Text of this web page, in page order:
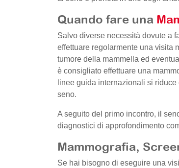
Quando fare una
Salvo diverse necessità dovute a
effettuare regolarmente una visita
tumore della mammella ed
è consigliato effettuare una
linee guida internazionali si
seno.
A seguito del primo incontro, il
diagnostici di approfondimento
Mammografia,
Se hai bisogno di eseguire una